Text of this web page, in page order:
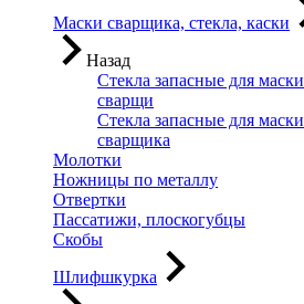
Маски сварщика, стекла, каски
Назад
Стекла запасные для маски
сварщи
Стекла запасные для маски
сварщика
Молотки
Ножницы по металлу
Отвертки
Пассатижи, плоскогубцы
Скобы
Шлифшкурка